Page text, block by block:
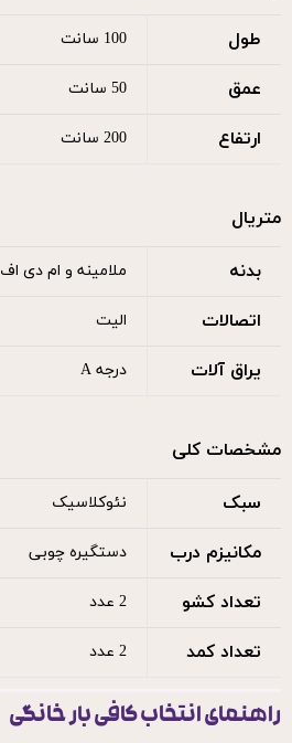
طول 100 سانت
عمق 50 سانت
ارتفاع 200 سانت
متریال
بدنه ملامینه و ام دی اف
اتصالات الیت
یراق آلات درجه A
مشخصات کلی
سبک نئوکلاسیک
مکانیزم درب دستگیره چوبی
تعداد کشو 2 عدد
تعداد کمد 2 عدد
راهنمای انتخاب کافی بار خانگی